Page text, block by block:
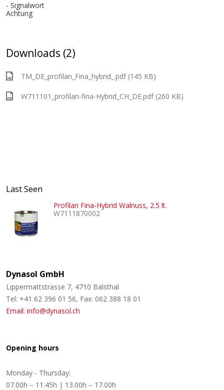
- Signalwort
Achtung
Downloads (2)
TM_DE_profilan_Fina_hybrid_.pdf (145 KB)
W711101_profilan-fina-Hybrid_CH_DE.pdf (260 KB)
Last Seen
Profilan Fina-Hybrid Walnuss, 2.5 lt.
W7111870002
Dynasol GmbH
Lippermattstrasse 7, 4710 Balsthal
Tel: +41 62 396 01 56, Fax: 062 388 18 01
Email: info@dynasol.ch
Opening hours
Monday - Thursday:
07.00h – 11.45h | 13.00h – 17.00h